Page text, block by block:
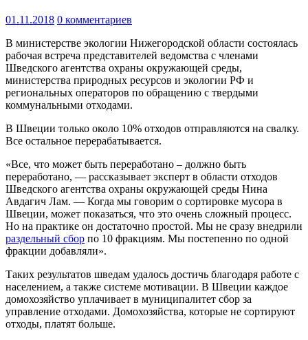
01.11.2018 0 комментариев
В министерстве экологии Нижегородской области состоялась
рабочая встреча представителей ведомства с членами
Шведского агентства охраны окружающей среды,
министерства природных ресурсов и экологии РФ и
региональных операторов по обращению с твердыми
коммунальными отходами.
В Швеции только около 10% отходов отправляются на свалку.
Все остальное перерабатывается.
«Все, что может быть переработано – должно быть
переработано, — рассказывает эксперт в области отходов
Шведского агентства охраны окружающей среды Нина
Авдагич Лам. — Когда мы говорим о сортировке мусора в
Швеции, может показаться, что это очень сложный процесс.
Но на практике он достаточно простой. Мы не сразу внедрили
раздельный сбор по 10 фракциям. Мы постепенно по одной
фракции добавляли».
Таких результатов шведам удалось достичь благодаря работе с
населением, а также системе мотивации. В Швеции каждое
домохозяйство уплачивает в муниципалитет сбор за
управление отходами. Домохозяйства, которые не сортируют
отходы, платят больше.